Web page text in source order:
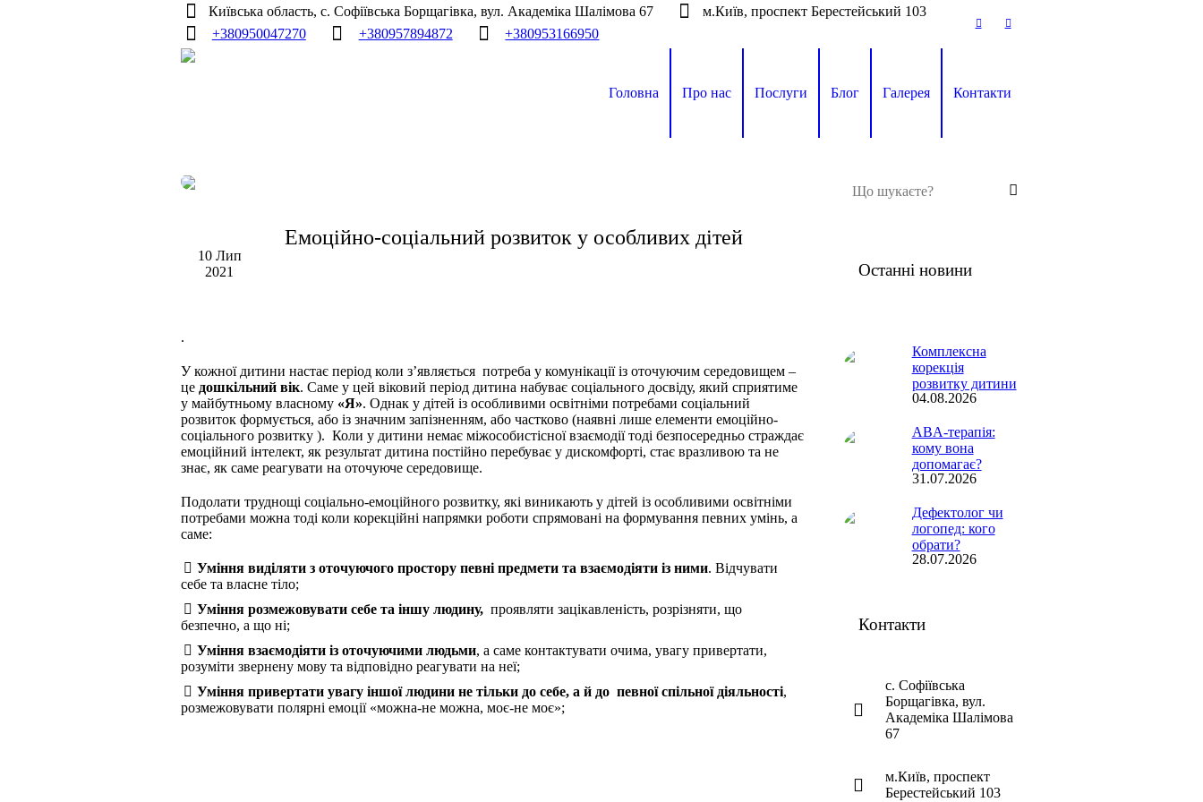
Київська область, с. Софіївська Борщагівка, вул. Академіка Шалімова 67
м.Київ, проспект Берестейський 103
+380950047270
+380957894872 +380953166950
Головна Про нас Послуги Блог Галерея Контакти
10 Лип
2021
Емоційно-соціальний розвиток у особливих дітей
.
У кожної дитини настає період коли з’являється потреба у комунікації із оточуючим середовищем –
це дошкільний вік. Саме у цей віковий період дитина набуває соціального досвіду, який сприятиме
у майбутньому власному «Я». Однак у дітей із особливими освітніми потребами соціальний
розвиток формується, або із значним запізненням, або частково (наявні лише елементи емоційно-
соціального розвитку ). Коли у дитини немає міжособистісної взаємодії тоді безпосередньо страждає
емоційний інтелект, як результат дитина постійно перебуває у дискомфорті, стає вразливою та не
знає, як саме реагувати на оточуюче середовище.
Подолати труднощі соціально-емоційного розвитку, які виникають у дітей із особливими освітніми
потребами можна тоді коли корекційні напрямки роботи спрямовані на формування певних умінь, а
саме:
Уміння виділяти з оточуючого простору певні предмети та взаємодіяти із ними. Відчувати
себе та власне тіло;
Уміння розмежовувати себе та іншу людину,проявляти зацікавленість, розрізняти, що
безпечно, а що ні;
Уміння взаємодіяти із оточуючими людьми, а саме контактувати очима, увагу привертати,
розуміти звернену мову та відповідно реагувати на неї;
Уміння привертати увагу іншої людини не тільки до себе, а й до певної спільної діяльності,
розмежовувати полярні емоції «можна-не можна, моє-не моє»;
Останні новини
Комплексна
корекція
розвитку дитини
04.08.2026
ABA-терапія:
кому вона
допомагає?
31.07.2026
Дефектолог чи
логопед: кого
обрати?
28.07.2026
Контакти
с. Софіївська
Борщагівка, вул.
Академіка Шалімова
67
м.Київ, проспект
Берестейський 103